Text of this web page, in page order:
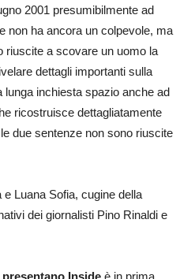
2001 presumibilmente ad
non ha ancora un colpevole, ma
riuscite a scovare un uomo la
dettagli importanti sulla
inchiesta spazio anche ad
ricostruisce dettagliatamente
due sentenze non sono riuscite
Luana Sofia, cugine della
dei giornalisti Pino Rinaldi e
presentano Inside è in prima